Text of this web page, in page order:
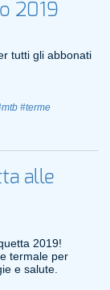
2019
tutti gli abbonati
#terme
alle
2019!
termale per
e salute.